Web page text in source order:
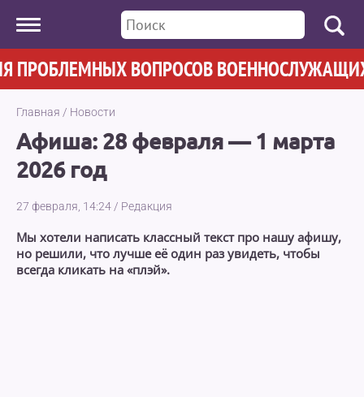
ВОПРОСОВ
Главная / Новости
Афиша: 28 февраля — 1 марта
2026 год
27 февраля, 14:24 / Редакция
Мы хотели написать классный текст про нашу афишу,
но решили, что лучше её один раз увидеть, чтобы
всегда кликать на «плэй».